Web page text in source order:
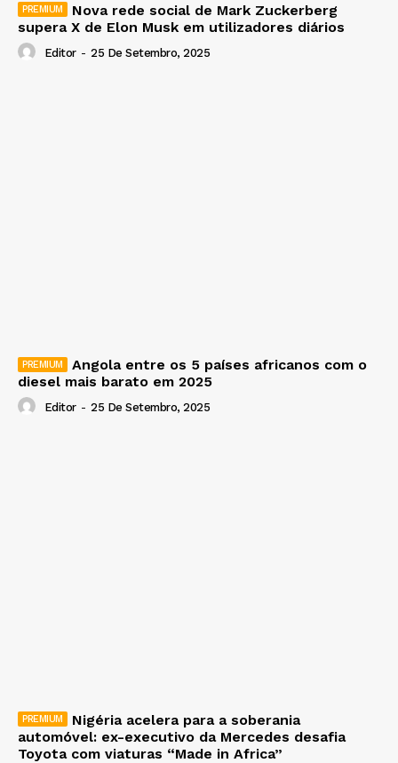
Nova rede social de Mark Zuckerberg
supera X de Elon Musk em utilizadores diários
Editor - 25 De Setembro, 2025
Angola entre os 5 países africanos com o
diesel mais barato em 2025
Editor - 25 De Setembro, 2025
Nigéria acelera para a soberania
automóvel: ex-executivo da Mercedes desafia
Toyota com viaturas “Made in Africa”